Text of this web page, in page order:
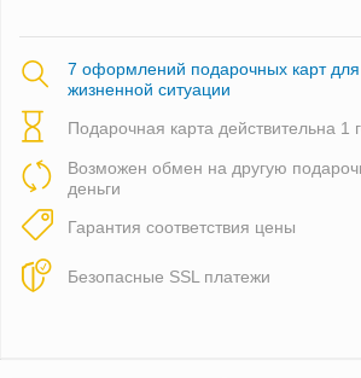
7 оформлений подарочных карт
жизненной ситуации
Подарочная карта действительна 1
Возможен обмен на другую
деньги
Гарантия соответствия цены
Безопасные SSL платежи